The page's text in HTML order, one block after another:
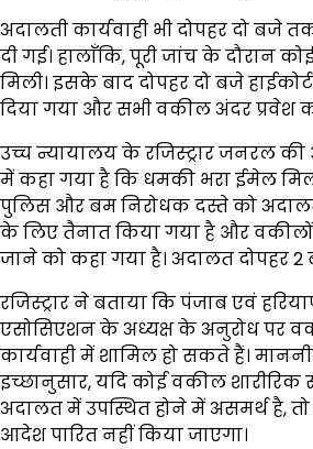
अदालती कार्यवाही भी दोपहर दो बजे
दी गई। हालाँकि, पूरी जांच के दौरान
मिली। इसके बाद दोपहर दो बजे
दिया गया और सभी वकील अंदर प्रवेश
उच्च न्यायालय के रजिस्ट्रार जनरल
में कहा गया है कि धमकी भरा ईमेल
पुलिस और बम निरोधक दस्ते को
के लिए तैनात किया गया है और
जाने को कहा गया है। अदालत दोपहर
रजिस्ट्रार ने बताया कि पंजाब एवं
एसोसिएशन के अध्यक्ष के अनुरोध पर
कार्यवाही में शामिल हो सकते हैं।
इच्छानुसार, यदि कोई वकील
अदालत में उपस्थित होने में असमर्थ है,
आदेश पारित नहीं किया जाएगा।